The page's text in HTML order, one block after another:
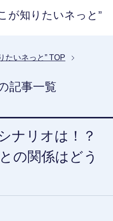
が知りたいネっと”
たいネっと” TOP
記事一覧
ナリオは！？
の関係はどう